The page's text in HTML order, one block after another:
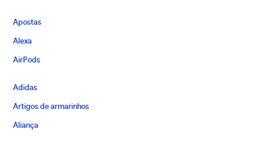
Apostas
Alexa
AirPods
Adidas
Artigos de armarinhos
Aliança